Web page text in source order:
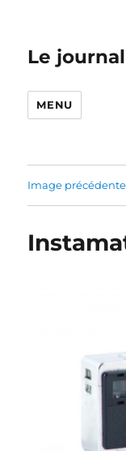
Le
MENU
Image précédente